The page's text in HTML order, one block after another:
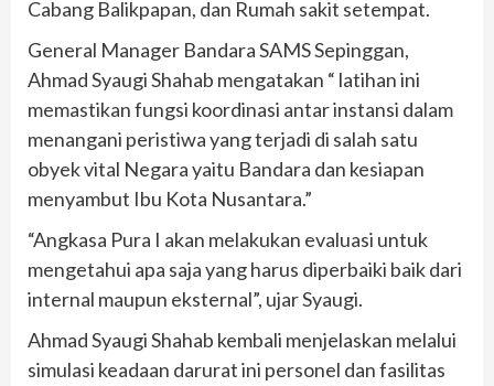
Cabang Balikpapan, dan Rumah sakit setempat.
General Manager Bandara SAMS Sepinggan,
Ahmad Syaugi Shahab mengatakan “ latihan ini
memastikan fungsi koordinasi antar instansi dalam
menangani peristiwa yang terjadi di salah satu
obyek vital Negara yaitu Bandara dan kesiapan
menyambut Ibu Kota Nusantara.”
“Angkasa Pura I akan melakukan evaluasi untuk
mengetahui apa saja yang harus diperbaiki baik dari
internal maupun eksternal”, ujar Syaugi.
Ahmad Syaugi Shahab kembali menjelaskan melalui
simulasi keadaan darurat ini personel dan fasilitas